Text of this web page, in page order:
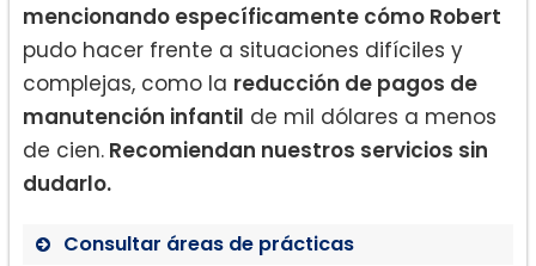
mencionando específicamente cómo Robert
pudo hacer frente a situaciones difíciles y
complejas, como la reducción de pagos de
manutención infantil de mil dólares a menos
de cien. Recomiendan nuestros servicios sin
dudarlo.
Consultar áreas de prácticas